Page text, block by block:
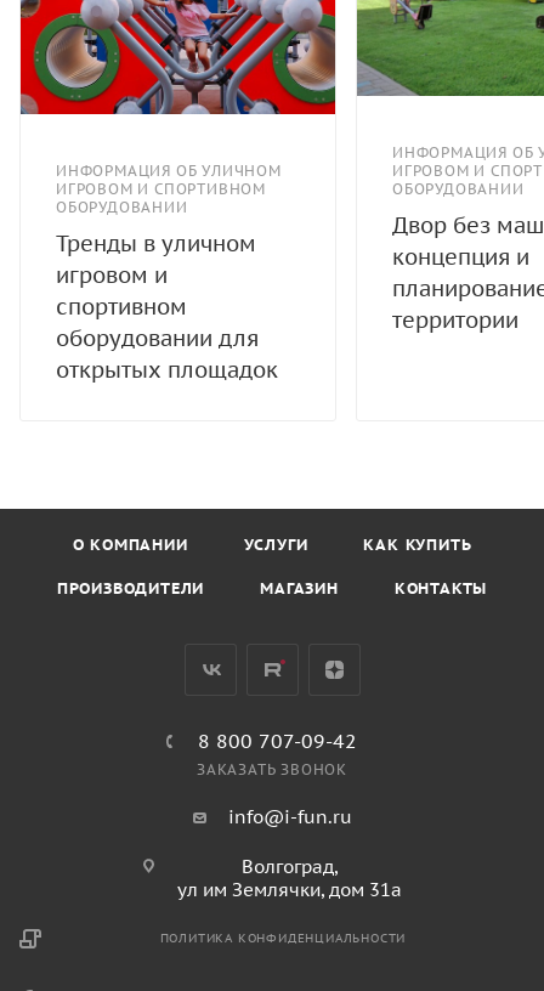
ИНФОРМАЦИЯ ОБ УЛИЧНОМ
ИГРОВОМ И СПОРТИВНОМ
ОБОРУДОВАНИИ
Тренды в уличном
игровом и
спортивном
оборудовании для
открытых площадок
ИНФОРМАЦИЯ ОБ
ИГРОВОМ И
ОБОРУДОВАНИИ
Двор без
концепция и
территории
О КОМПАНИИ УСЛУГИ КАК КУПИТЬ
ПРОИЗВОДИТЕЛИ МАГАЗИН КОНТАКТЫ
8 800 707-09-42
ЗАКАЗАТЬ ЗВОНОК
info@i-fun.ru
Волгоград,
ул им Землячки, дом 31а
ПОЛИТИКА КОНФИДЕНЦИАЛЬНОСТИ